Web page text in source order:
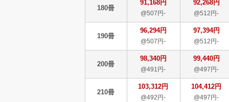
180冊
91,168円
@507円-
92,268円
@512円-
190冊
96,294円
@507円-
97,394円
@512円-
200冊
98,340円
@491円-
99,440円
@497円-
210冊
103,312円
@492円-
104,412円
@497円-